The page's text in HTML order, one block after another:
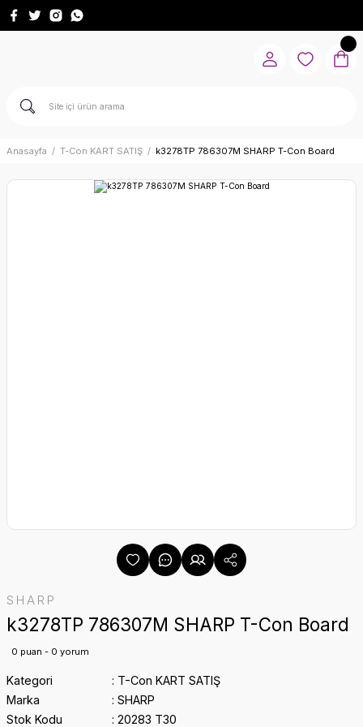
Anasayfa T-Con KART SATIŞ k3278TP 786307M SHARP T-Con Board
SHARP
k3278TP 786307M SHARP T-Con Board
0 puan - 0 yorum
Kategori
T-Con KART SATIŞ
Marka
SHARP
Stok Kodu
20283 T30